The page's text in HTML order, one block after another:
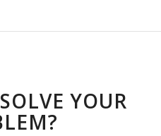
YOUR